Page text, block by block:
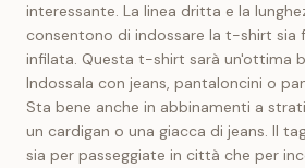
interessante. La linea dritta e la
consentono di indossare la t-shirt sia
infilata. Questa t-shirt sarà un'ottima
Indossala con jeans, pantaloncini o
Sta bene anche in abbinamenti a
un cardigan o una giacca di jeans. Il
sia per passeggiate in città che per